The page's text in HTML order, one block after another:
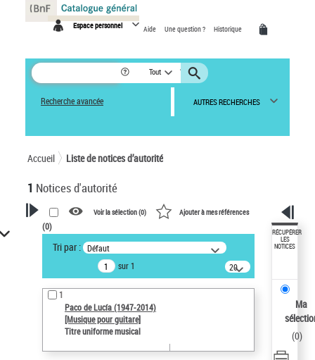
Espace personnel Aide Une question ? Historique
Tout
Recherche avancée AUTRES RECHERCHES
Accueil Liste de notices d’autorité
1 Notices d'autorité
VOTRE RECHERCHE
Recherche avancée dans les
notices d’autorité
Œuvres liées à l'auteur :
Paco de Lucía (1947-2014)
Type de notice d'autorité
Voir la sélection (0) Ajouter à mes références
(0)
Tri par : Défaut
sur 1
20
résultats/page
1
Paco de Lucía (1947-2014)
[Musique pour guitare]
Titre uniforme musical
RÉCUPÉRER
LES
NOTICES
Ma
(0)
Panneau de gestion des cookies